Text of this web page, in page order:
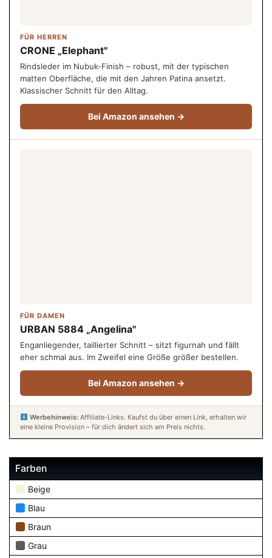
FÜR HERREN
CRONE „Elephant"
Rindsleder im Nubuk-Finish – robust, mit der typischen
matten Oberfläche, die mit den Jahren Patina ansetzt.
Klassischer Schnitt für den Alltag.
Bei Amazon ansehen →
FÜR DAMEN
URBAN 5884 „Angelina"
Enganliegender, taillierter Schnitt – sitzt figurnah und fällt
eher schmal aus. Im Zweifel eine Größe größer bestellen.
Bei Amazon ansehen →
Werbehinweis:Affiliate-Links. Kaufst du über einen Link, erhalten wir
eine kleine Provision – für dich ändert sich am Preis nichts.
Farben
Beige
Blau
Braun
Grau